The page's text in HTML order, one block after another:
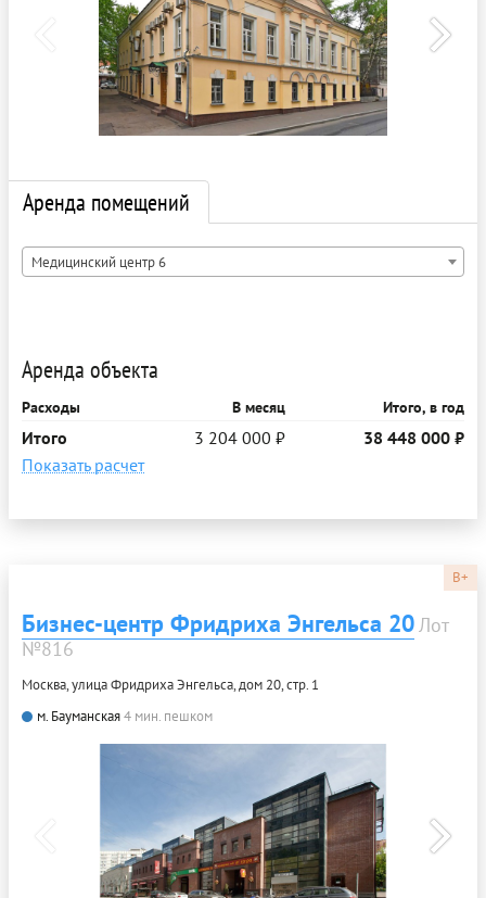
Аренда помещений
Медицинский центр 6
Аренда объекта
Расходы В месяц Итого, в год
Итого 3 204 000 ₽
38 448 000 ₽
Показать расчет
B+
Бизнес-центр Фридриха Энгельса 20Лот
№816
Москва, улица Фридриха Энгельса, дом 20, стр. 1
м. Бауманская4 мин. пешком